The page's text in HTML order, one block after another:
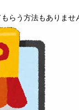
らう方法もありませ